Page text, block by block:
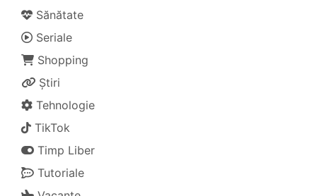
Sănătate
Seriale
Shopping
Știri
Tehnologie
TikTok
Timp Liber
Tutoriale